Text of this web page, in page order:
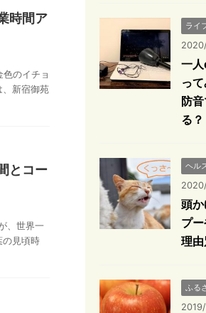
時間ア
のイチョ
、新宿御苑
とコー
、世界一
の見頃時
ライ
一
っ
防
る？
ヘル
頭
プ
理
ふる